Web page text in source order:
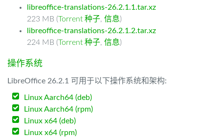
libreoffice-translations-26.2.1.1.tar.xz
223 MB (Torrent 种子, 信息)
libreoffice-translations-26.2.1.2.tar.xz
224 MB (Torrent 种子, 信息)
操作系统
LibreOffice 26.2.1 可用于以下操作系统和架构:
Linux Aarch64 (deb)
Linux Aarch64 (rpm)
Linux x64 (deb)
Linux x64 (rpm)